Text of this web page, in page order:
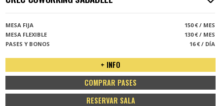
MESA FIJA
150 € / MES
MESA FLEXIBLE
130 € / MES
PASES Y BONOS
16 € / DÍA
+ INFO
COMPRAR PASES
RESERVAR SALA